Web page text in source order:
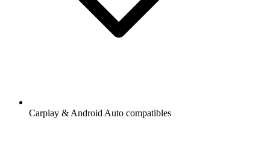
Carplay & Android Auto compatibles